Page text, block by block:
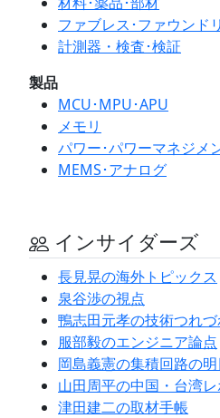
ファブレス･ファウンドリ
計測器・検査･検証
製品
MCU･MPU･APU
メモリ
パワー･パワーマネジメ
MEMS･アナログ
インサイダーズ
長見晃の海外トピックス
泉谷渉の視点
鴨志田元孝の技術つれ
服部毅のエンジニア論点
岡島義憲の集積回路の
山田周平の中国・台湾レ
津田建二の取材手帳